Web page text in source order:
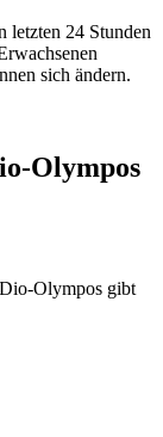
letzten 24 Stunden
sich ändern.
Olympos
Olympos gibt